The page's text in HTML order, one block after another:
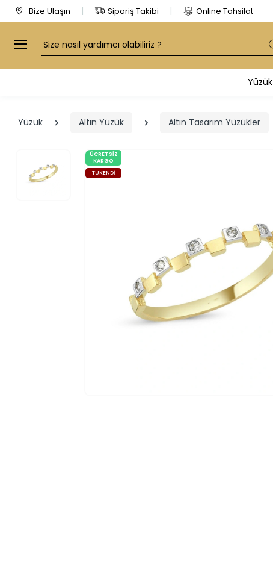
Bize Ulaşın Sipariş Takibi Online Tahsilat
Arama
Yüzük
Yüzük Altın Yüzük Altın Tasarım Yüzükler
ÜCRETSIZ
KARGO
TÜKENDI